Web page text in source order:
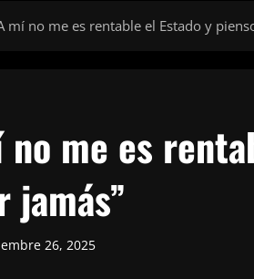
mí no me es rentable el Estado y
no me es
jamás”
26, 2025